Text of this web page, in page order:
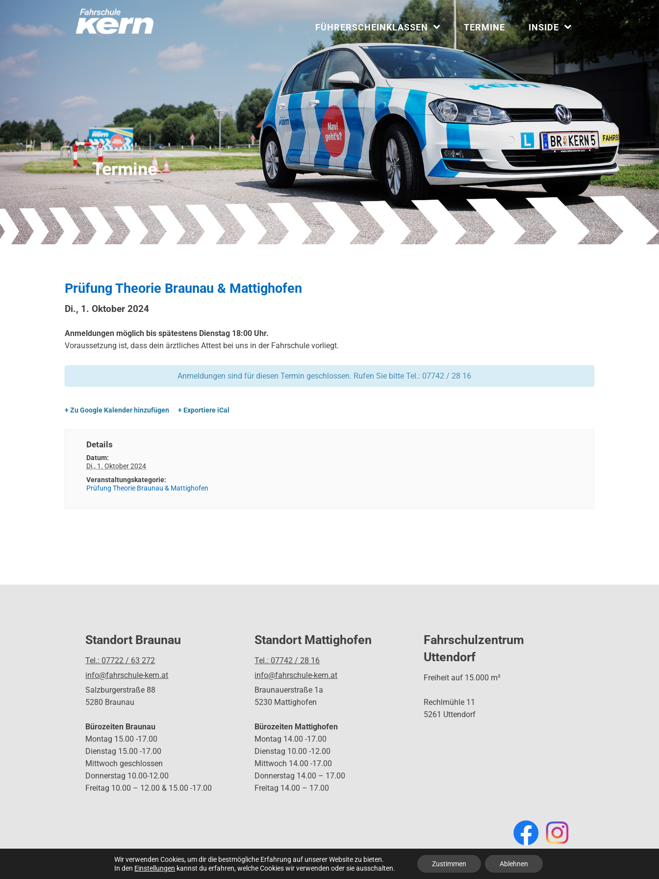
FÜHRERSCHEINKLASSEN TERMINE INSIDE
Termine
Prüfung Theorie Braunau & Mattighofen
Di., 1. Oktober 2024
Anmeldungen möglich bis spätestens Dienstag 18:00 Uhr.
Voraussetzung ist, dass dein ärztliches Attest bei uns in der Fahrschule vorliegt.
Anmeldungen sind für diesen Termin geschlossen. Rufen Sie bitte Tel.: 07742 / 28 16
+ Zu Google Kalender hinzufügen + Exportiere iCal
Details
Datum:
Di., 1. Oktober 2024
Veranstaltungskategorie:
Prüfung Theorie Braunau & Mattighofen
Standort Braunau
Tel.: 07722 / 63 272
info@fahrschule-kern.at
Salzburgerstraße 88
5280 Braunau
Bürozeiten Braunau
Montag 15.00 -17.00
Dienstag 15.00 -17.00
Mittwoch geschlossen
Donnerstag 10.00-12.00
Freitag 10.00 – 12.00 & 15.00 -17.00
Standort Mattighofen
Tel.: 07742 / 28 16
info@fahrschule-kern.at
Braunauerstraße 1a
5230 Mattighofen
Bürozeiten Mattighofen
Montag 14.00 -17.00
Dienstag 10.00 -12.00
Mittwoch 14.00 -17.00
Donnerstag 14.00 – 17.00
Freitag 14.00 – 17.00
Fahrschulzentrum
Uttendorf
Freiheit auf 15.000 m²
Rechlmühle 11
5261 Uttendorf
Impressum und Datenschutz
Wir verwenden Cookies, um dir die bestmögliche Erfahrung auf unserer Website zu bieten.
In den Einstellungen kannst du erfahren, welche Cookies wir verwenden oder sie ausschalten.
Zustimmen Ablehnen